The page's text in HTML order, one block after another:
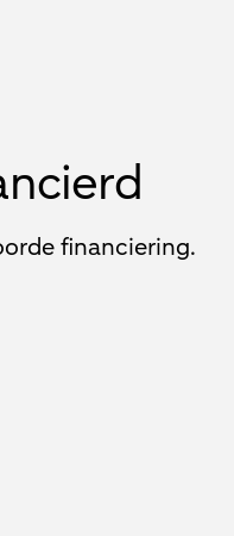
financiering.